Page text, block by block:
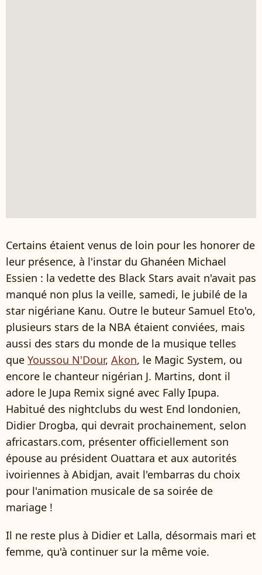
Certains étaient venus de loin pour les honorer de
leur présence, à l'instar du Ghanéen Michael
Essien : la vedette des Black Stars avait n'avait pas
manqué non plus la veille, samedi, le jubilé de la
star nigériane Kanu. Outre le buteur Samuel Eto'o,
plusieurs stars de la NBA étaient conviées, mais
aussi des stars du monde de la musique telles
que Youssou N'Dour, Akon, le Magic System, ou
encore le chanteur nigérian J. Martins, dont il
adore le Jupa Remix signé avec Fally Ipupa.
Habitué des nightclubs du west End londonien,
Didier Drogba, qui devrait prochainement, selon
africastars.com, présenter officiellement son
épouse au président Ouattara et aux autorités
ivoiriennes à Abidjan, avait l'embarras du choix
pour l'animation musicale de sa soirée de
mariage !
Il ne reste plus à Didier et Lalla, désormais mari et
femme, qu'à continuer sur la même voie.